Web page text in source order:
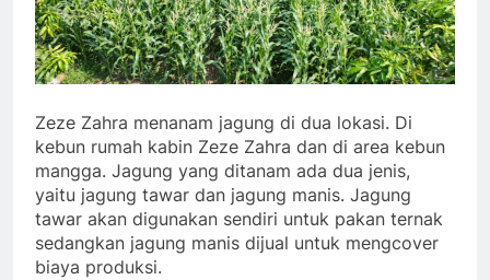
Zeze Zahra menanam jagung di dua lokasi. Di
kebun rumah kabin Zeze Zahra dan di area kebun
mangga. Jagung yang ditanam ada dua jenis,
yaitu jagung tawar dan jagung manis. Jagung
tawar akan digunakan sendiri untuk pakan ternak
sedangkan jagung manis dijual untuk mengcover
biaya produksi.